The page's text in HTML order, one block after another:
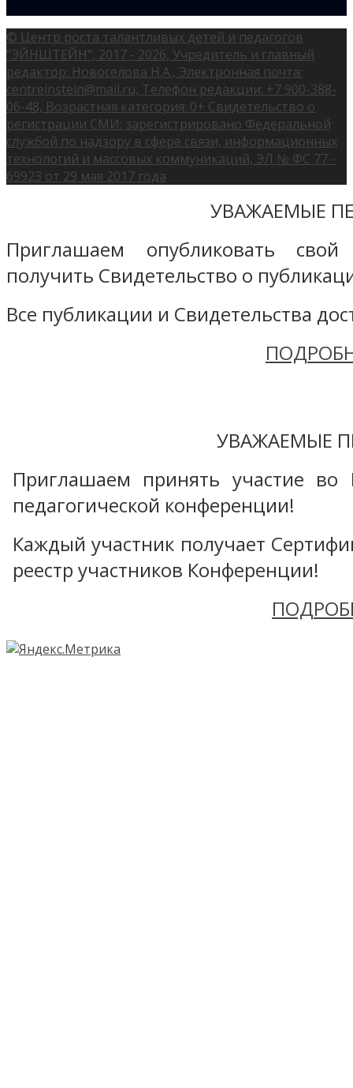
© Центр роста талантливых детей и педагогов
"ЭЙНШТЕЙН", 2017 - 2026, Учредитель и главный
редактор: Новоселова Н.А., Электронная почта:
centreinstein@mail.ru, Телефон редакции: +7 900-388-
06-48, Возрастная категория: 0+ Свидетельство о
регистрации СМИ: зарегистрировано Федеральной
службой по надзору в сфере связи, информационных
технологий и массовых коммуникаций, ЭЛ № ФС 77 -
69923 от 29 мая 2017 года
УВАЖАЕМЫЕ
Приглашаем опубликовать
получить Свидетельство о
Все публикации и Свидетельства
УВАЖАЕМЫЕ
Приглашаем принять участие во
педагогической конференции!
Каждый участник получает
реестр участников Конференции!